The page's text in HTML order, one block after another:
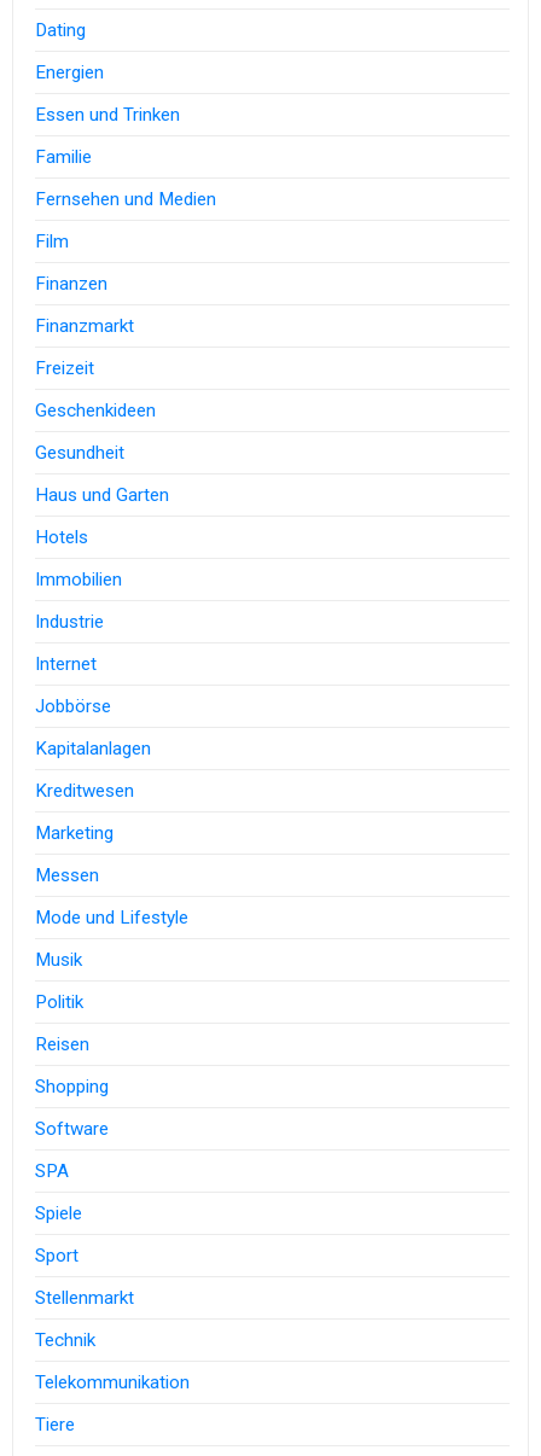
Dating
Energien
Essen und Trinken
Familie
Fernsehen und Medien
Film
Finanzen
Finanzmarkt
Freizeit
Geschenkideen
Gesundheit
Haus und Garten
Hotels
Immobilien
Industrie
Internet
Jobbörse
Kapitalanlagen
Kreditwesen
Marketing
Messen
Mode und Lifestyle
Musik
Politik
Reisen
Shopping
Software
SPA
Spiele
Sport
Stellenmarkt
Technik
Telekommunikation
Tiere